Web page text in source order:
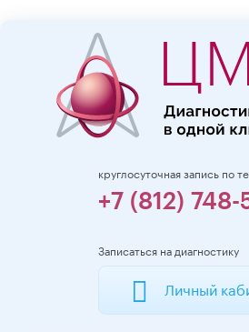
круглосуточная запись по
+7 (812)
Записаться на диагностику
Личный